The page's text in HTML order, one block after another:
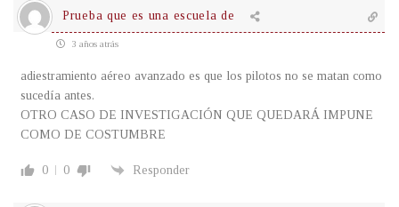
Prueba que es una escuela de
3 años atrás
adiestramiento aéreo avanzado es que los pilotos no se matan como
sucedía antes.
OTRO CASO DE INVESTIGACIÓN QUE QUEDARÁ IMPUNE
COMO DE COSTUMBRE
0 0 Responder